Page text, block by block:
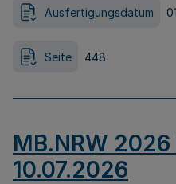
Ausfertigungsdatum
Seite 448
MB.NRW 2026
10.07.2026